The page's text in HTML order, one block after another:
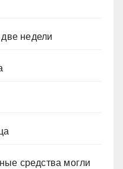
две недели
средства могли